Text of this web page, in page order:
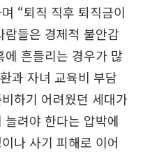
“퇴직 직후 퇴직금이
람들은 경제적 불안감
흔들리는 경우가 많
과 자녀 교육비 부담
하기 어려웠던 세대가
려야 한다는 압박에
나 사기 피해로 이어